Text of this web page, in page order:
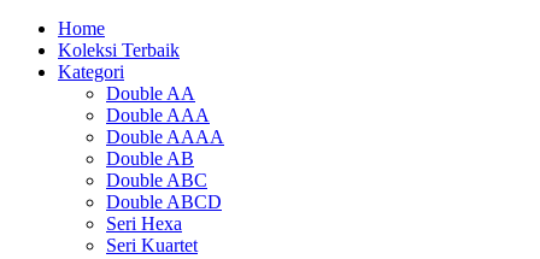
Home
Koleksi Terbaik
Kategori
Double AA
Double AAA
Double AAAA
Double AB
Double ABC
Double ABCD
Seri Hexa
Seri Kuartet